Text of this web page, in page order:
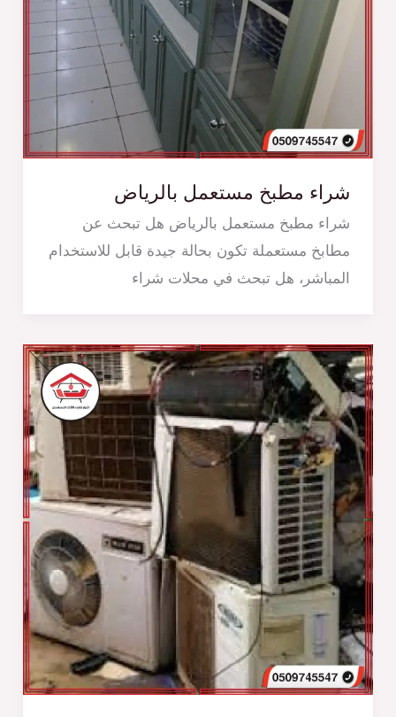
شراء مطبخ مستعمل بالرياض
شراء مطبخ مستعمل بالرياض هل تبحث عن
مطابخ مستعملة تكون بحالة جيدة قابل للاستخدام
المباشر، هل تبحث في محلات شراء